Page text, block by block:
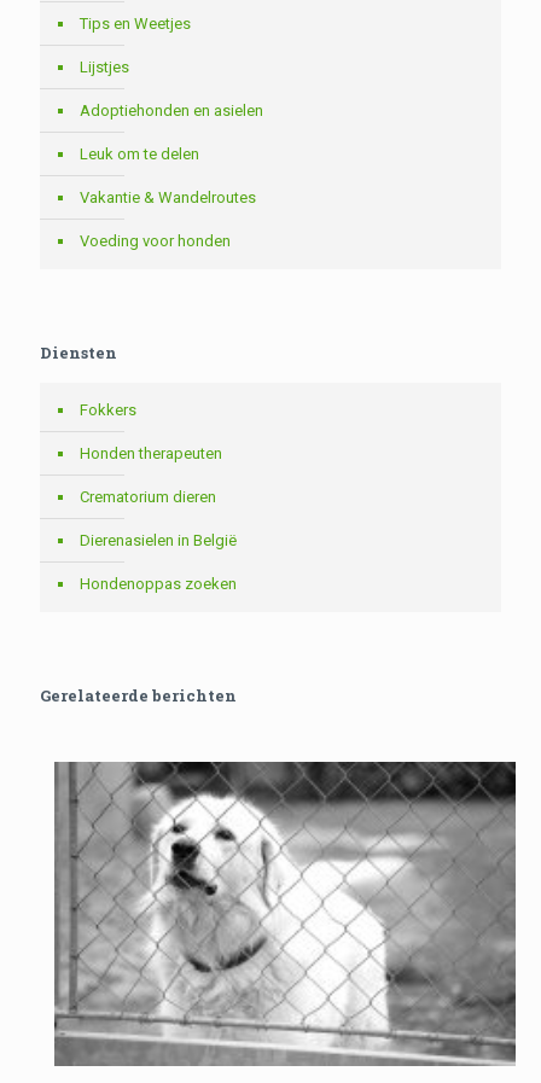
Tips en Weetjes
Lijstjes
Adoptiehonden en asielen
Leuk om te delen
Vakantie & Wandelroutes
Voeding voor honden
Diensten
Fokkers
Honden therapeuten
Crematorium dieren
Dierenasielen in België
Hondenoppas zoeken
Gerelateerde berichten